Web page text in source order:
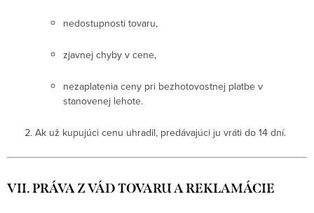
nedostupnosti tovaru,
zjavnej chyby v cene,
nezaplatenia ceny pri bezhotovostnej platbe v
stanovenej lehote.
Ak už kupujúci cenu uhradil, predávajúci ju vráti do 14 dní.
VII. PRÁVA Z VÁD TOVARU A REKLAMÁCIE